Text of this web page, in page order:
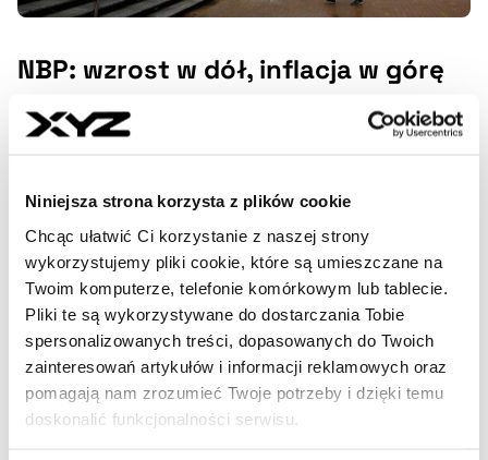
Niniejsza strona korzysta z plików cookie
Chcąc ułatwić Ci korzystanie z naszej strony
wykorzystujemy pliki cookie, które są umieszczane na
Twoim komputerze, telefonie komórkowym lub tablecie.
Pliki te są wykorzystywane do dostarczania Tobie
spersonalizowanych treści, dopasowanych do Twoich
zainteresowań artykułów i informacji reklamowych oraz
pomagają nam zrozumieć Twoje potrzeby i dzięki temu
doskonalić funkcjonalności serwisu.
NBP: wzrost w dół, inflacja w górę
Podwyższona inflacja znacząco wpłynie na dochody
realne emerytów i rencistów w pierwszej połowie 2025 r.